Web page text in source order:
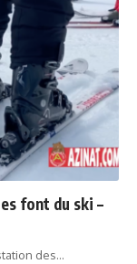
font du ski –
des…